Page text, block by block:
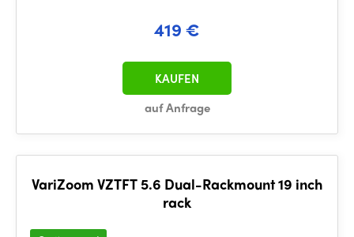
419 €
auf Anfrage
KAUFEN
VariZoom VZTFT 5.6 Dual-Rackmount 19 inch
rack